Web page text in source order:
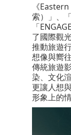
《
索）」、
「
了國際觀
推動旅遊
想像與嚮
傳統旅遊
染、文化
更讓人想
形象上的